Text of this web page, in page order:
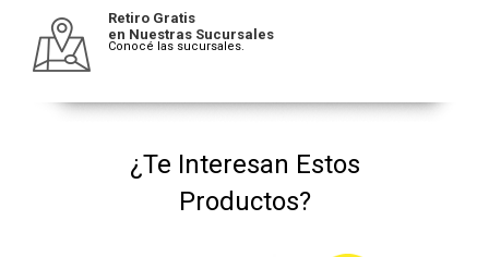
Retiro Gratis
en Nuestras Sucursales
Conocé las sucursales.
¿Te Interesan Estos
Productos?